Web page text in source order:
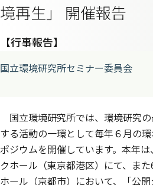
ウで開きます）
ンドウで開きます）
ウインドウで開きます）
境再生」 開催報告
【行事報告】
国立環境研究所セミナー委員会
国立環境研究所では、環境研究
する活動の一環として毎年６月の
ポジウムを開催しています。本年
クホール（東京都港区）にて、ま
ホール（京都市）において、「公